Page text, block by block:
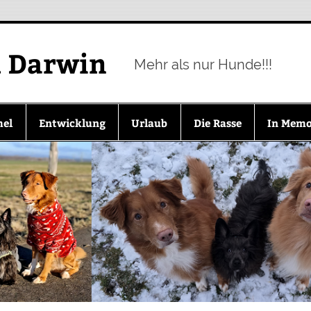
Darwin Mehr als nur Hunde!!!
Entwicklung Urlaub Die Rasse In